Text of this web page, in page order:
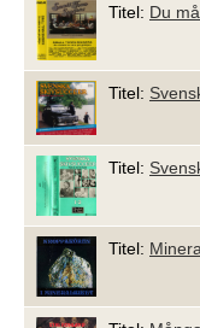
Titel: Du
Titel:
Titel:
Titel: